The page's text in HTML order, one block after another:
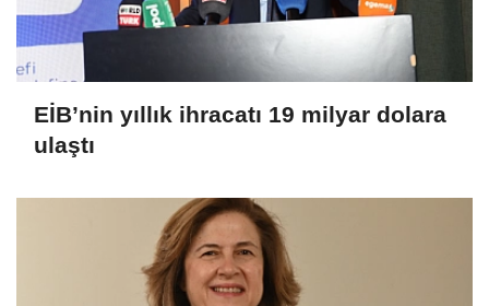
EİB’nin yıllık ihracatı 19 milyar dolara
ulaştı